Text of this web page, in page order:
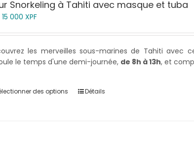
Snorkeling à Tahiti avec masque et tuba
15 000 XPF
les merveilles sous-marines de Tahiti avec
le temps d'une demi-journée, de 8h à 13h, et
des options Détails